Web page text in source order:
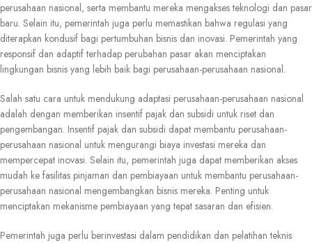
perusahaan nasional, serta membantu mereka mengakses teknologi dan pasar
baru. Selain itu, pemerintah juga perlu memastikan bahwa regulasi yang
diterapkan kondusif bagi pertumbuhan bisnis dan inovasi. Pemerintah yang
responsif dan adaptif terhadap perubahan pasar akan menciptakan
lingkungan bisnis yang lebih baik bagi perusahaan-perusahaan nasional.
Salah satu cara untuk mendukung adaptasi perusahaan-perusahaan nasional
adalah dengan memberikan insentif pajak dan subsidi untuk riset dan
pengembangan. Insentif pajak dan subsidi dapat membantu perusahaan-
perusahaan nasional untuk mengurangi biaya investasi mereka dan
mempercepat inovasi. Selain itu, pemerintah juga dapat memberikan akses
mudah ke fasilitas pinjaman dan pembiayaan untuk membantu perusahaan-
perusahaan nasional mengembangkan bisnis mereka. Penting untuk
menciptakan mekanisme pembiayaan yang tepat sasaran dan efisien.
Pemerintah juga perlu berinvestasi dalam pendidikan dan pelatihan teknis